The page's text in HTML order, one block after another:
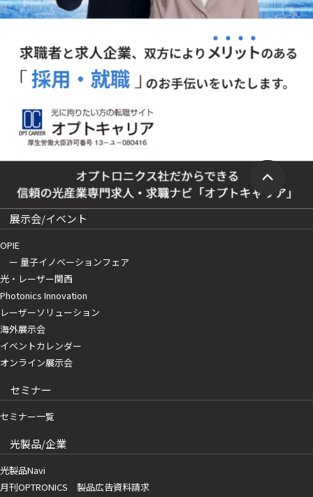
展示会/イベント
OPIE
ー 量子イノベーションフェア
光・レーザー関西
Photonics Innovation
レーザーソリューション
海外展示会
イベントカレンダー
オンライン展示会
セミナー
セミナー一覧
光製品/企業
光製品Navi
月刊OPTRONICS 製品広告資料請求